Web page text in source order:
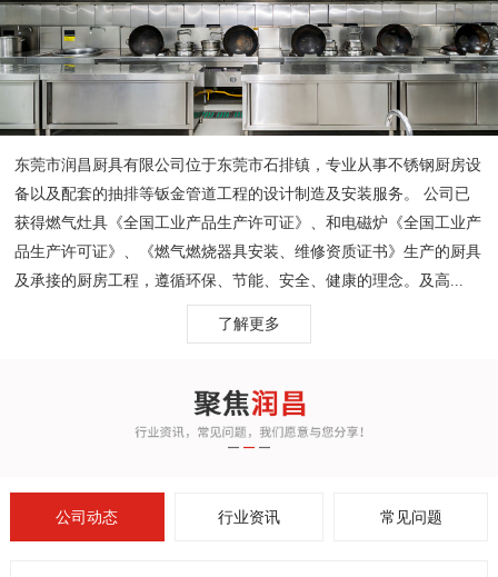
东莞市润昌厨具有限公司位于东莞市石排镇，专业从事不锈钢厨房设
备以及配套的抽排等钣金管道工程的设计制造及安装服务。 公司已
获得燃气灶具《全国工业产品生产许可证》、和电磁炉《全国工业产
品生产许可证》、《燃气燃烧器具安装、维修资质证书》生产的厨具
及承接的厨房工程，遵循环保、节能、安全、健康的理念。及高...
了解更多
公司动态 行业资讯 常见问题